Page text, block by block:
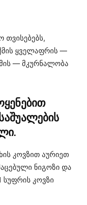
თვისებებს,
ყველაფრის —
— მკურნალობა
ხის კოვზით აურიეთ
ნიგოზი და
სუფრის კოვზი